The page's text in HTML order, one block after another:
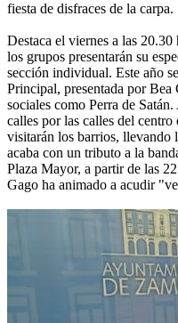
fiesta de disfraces de la carpa.
Destaca el viernes a las
los grupos presentarán su
sección individual. Este año
Principal, presentada por Bea
sociales como Perra de
calles por las calles del
visitarán los barrios, llevando
acaba con un tributo a la
Plaza Mayor, a partir de las
Gago ha animado a acudir